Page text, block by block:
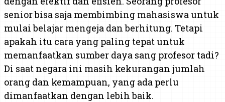
senior bisa saja membimbing mahasiswa untuk
mulai belajar mengeja dan berhitung. Tetapi
apakah itu cara yang paling tepat untuk
memanfaatkan sumber daya sang profesor tadi?
Di saat negara ini masih kekurangan jumlah
orang dan kemampuan, yang ada perlu
dimanfaatkan dengan lebih baik.